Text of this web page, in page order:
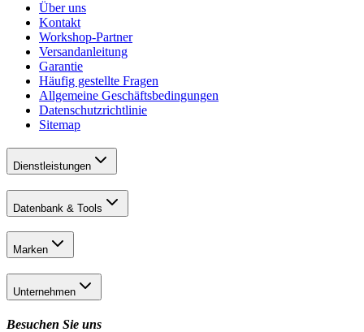
Über uns
Kontakt
Workshop-Partner
Versandanleitung
Garantie
Häufig gestellte Fragen
Allgemeine Geschäftsbedingungen
Datenschutzrichtlinie
Sitemap
Dienstleistungen
Datenbank & Tools
Marken
Unternehmen
Besuchen Sie uns